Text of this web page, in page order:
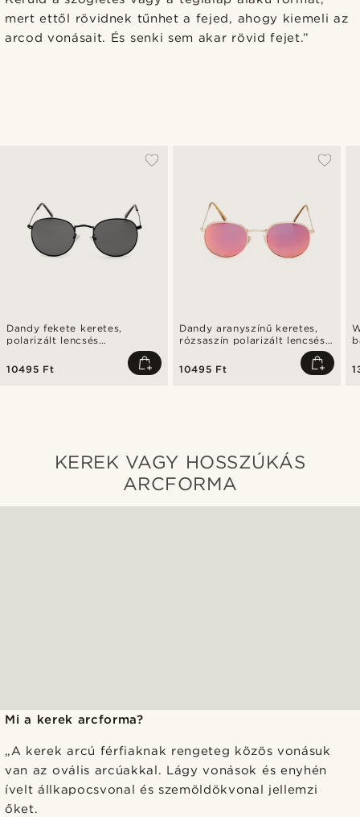
mert ettől rövidnek tűnhet a fejed, ahogy kiemeli az
arcod vonásait. És senki sem akar rövid fejet.”
Dandy fekete keretes,
polarizált lencsés
10495 Ft
Dandy aranyszínű keretes,
rózsaszín polarizált lencsés
10495 Ft
KEREK VAGY HOSSZÚKÁS
ARCFORMA
Mi a kerek arcforma?
„A kerek arcú férfiaknak rengeteg közös vonásuk
van az ovális arcúakkal. Lágy vonások és enyhén
ívelt állkapocsvonal és szemöldökvonal jellemzi
őket.